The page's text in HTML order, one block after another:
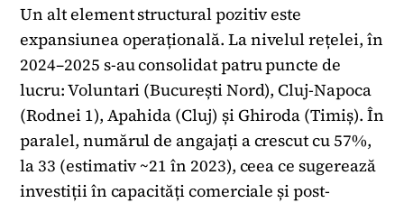
Un alt element structural pozitiv este
expansiunea operațională. La nivelul rețelei, în
2024–2025 s-au consolidat patru puncte de
lucru: Voluntari (București Nord), Cluj-Napoca
(Rodnei 1), Apahida (Cluj) și Ghiroda (Timiș). În
paralel, numărul de angajați a crescut cu 57%,
la 33 (estimativ ~21 în 2023), ceea ce sugerează
investiții în capacități comerciale și post-